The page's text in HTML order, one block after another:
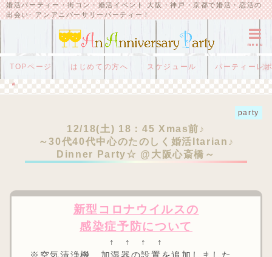
婚活パーティー・街コン・婚活イベント 大阪・神戸・京都で婚活・恋活の
出会い- アンアニバーサリーパーティー！
menu
TOPページ はじめての方へ スケジュール パーティーレ
HOME party
12/18(土) 18：45 Xmas前♪
～30代40代中心のたのしく婚活Itarian♪ Dinner Party☆ @大阪心斎橋～
party
12/18(土) 18：45 Xmas前♪
～30代40代中心のたのしく婚活Itarian♪
Dinner Party☆ @大阪心斎橋～
新型コロナウイルスの
感染症予防について
↑ ↑ ↑ ↑
※空気清浄機、加湿器の設置を追加しました。